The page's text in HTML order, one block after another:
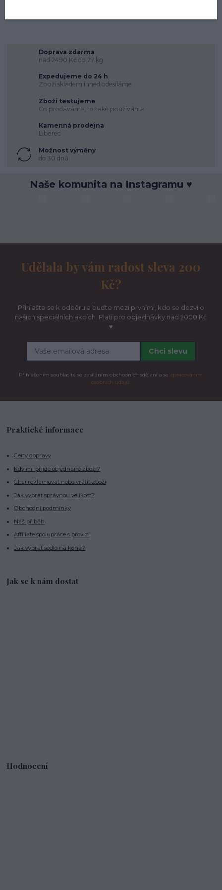
Doprava zdarma
nad 2490 Kč do 27 kg
Expedujeme do 24 h
Zboží skladem ihned odesíláme
Zboží testujeme
Co prodáváme, to také používáme
Kamenná prodejna
Liberec
Možnost výměny
do 30 dnů
Naše komunita na Instagramu ♥
Udělala by vám radost sleva 200
Kč?
Přihlašte se k odběru a buďte mezi prvními, kdo se dozví o
našich speciálních akcích. Platí pro objednávky nad 2000 Kč
♥
Chci slevu
Přihlášením souhlasíte se zasíláním obchodních sdělení a se zpracováním
osobních údajů.
Praktické informace
Ceny dopravy
Kdy mi přijde objednané zboží?
Chci reklamovat nebo vrátit zboží
Jak vybrat správnou velikost?
Obchodní podmínky
Náš příběh
Affiliate spolupráce s provizí
Jak vybrat sedlo na koně?
Jak se k nám dostat
Hodnocení